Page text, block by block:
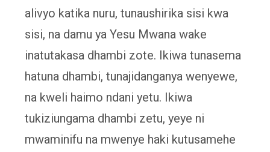
alivyo katika nuru, tunaushirika sisi kwa
sisi, na damu ya Yesu Mwana wake
inatutakasa dhambi zote. Ikiwa tunasema
hatuna dhambi, tunajidanganya wenyewe,
na kweli haimo ndani yetu. Ikiwa
tukiziungama dhambi zetu, yeye ni
mwaminifu na mwenye haki kutusamehe